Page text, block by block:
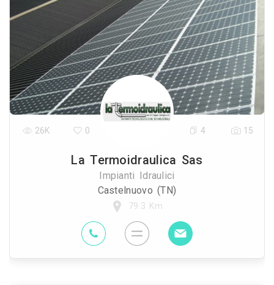
La Termoidraulica Sas
Impianti Idraulici
Castelnuovo (TN)
79.3 Km
26K 0 4 15